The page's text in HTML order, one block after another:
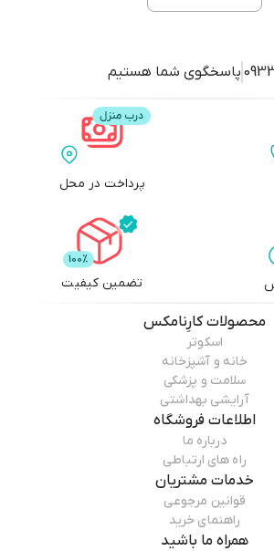
پاسخگوی شما هستیم
پرداخت در محل
تضمین کیفیت
محصولاتکارِنامکس
اسکوتر
خانه و آشپزخانه
سلامت و پزشکی
آرایشی بهداشتی
اطلاعات فروشگاه
درباره ما
راه های ارتباطی
خدمات مشتریان
قوانین مرجوعی
راهنمای خرید
همراه ما باشید